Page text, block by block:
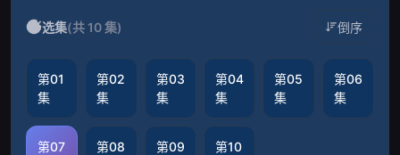
选集(共 10 集) 倒序
第01
集
第02
集
第03
集
第04
集
第05
集
第06
集
第07
第08
第09
第10